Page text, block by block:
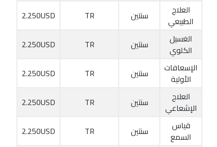
العلاج
الطبيعي
سنتين TR
2.250USD
الغسيل
الكلوي
سنتين TR
2.250USD
الإسعافات
الأولية
سنتين TR
2.250USD
العلاج
الإشعاعي
سنتين TR
2.250USD
قياس
السمع
سنتين TR
2.250USD